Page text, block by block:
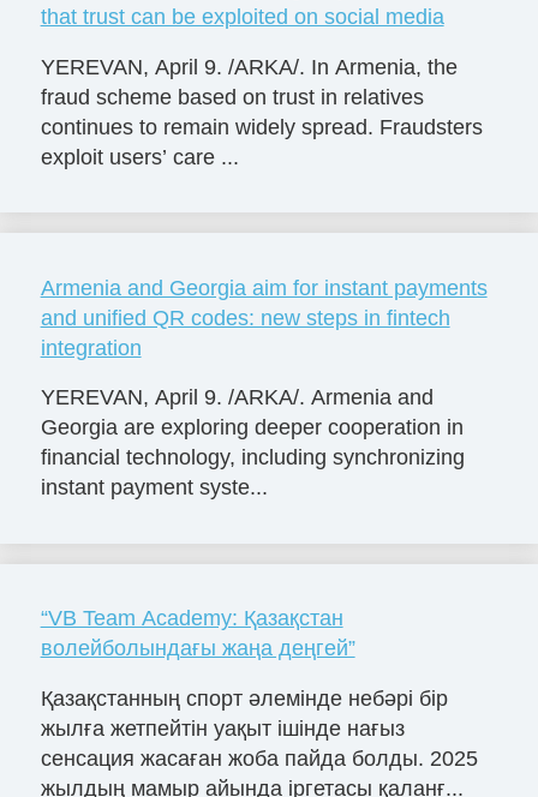
that trust can be exploited on social media
YEREVAN, April 9. /ARKA/. In Armenia, the
fraud scheme based on trust in relatives
continues to remain widely spread. Fraudsters
exploit users’ care ...
Armenia and Georgia aim for instant payments
and unified QR codes: new steps in fintech
integration
YEREVAN, April 9. /ARKA/. Armenia and
Georgia are exploring deeper cooperation in
financial technology, including synchronizing
instant payment syste...
“VB Team Academy: Қазақстан
волейболындағы жаңа деңгей”
Қазақстанның спорт әлемінде небәрі бір
жылға жетпейтін уақыт ішінде нағыз
сенсация жасаған жоба пайда болды. 2025
жылдың мамыр айында іргетасы қаланғ...